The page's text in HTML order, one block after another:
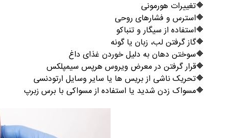
🔶تغییرات هورمونی
🔶استرس و فشارهای روحی
🔶استفاده از سیگار و تنباکو
🔶گاز گرفتن لب، زبان یا گونه
🔶سوختن دهان به دلیل خوردن غذای داغ
🔶قرار گرفتن در معرض ویروس هرپس سیمپلکس
🔶تحریک ناشی از بریس ها یا سایر وسایل ارتودنسی
🔶مسواک زدن شدید یا استفاده از مسواکی با برس زبرپ